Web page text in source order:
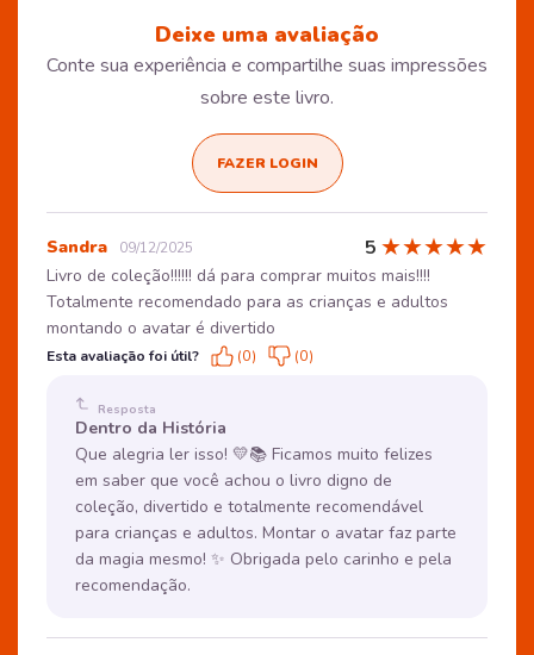
Deixe uma avaliação
Conte sua experiência e compartilhe suas impressões
sobre este livro.
FAZER LOGIN
Sandra 09/12/2025 5 ★★★★★
Livro de coleção!!!!!! dá para comprar muitos mais!!!!
Totalmente recomendado para as crianças e adultos
montando o avatar é divertido
Esta avaliação foi útil? (0) (0)
Resposta
Dentro da História
Que alegria ler isso! 💛📚 Ficamos muito felizes
em saber que você achou o livro digno de
coleção, divertido e totalmente recomendável
para crianças e adultos. Montar o avatar faz parte
da magia mesmo! ✨ Obrigada pelo carinho e pela
recomendação.